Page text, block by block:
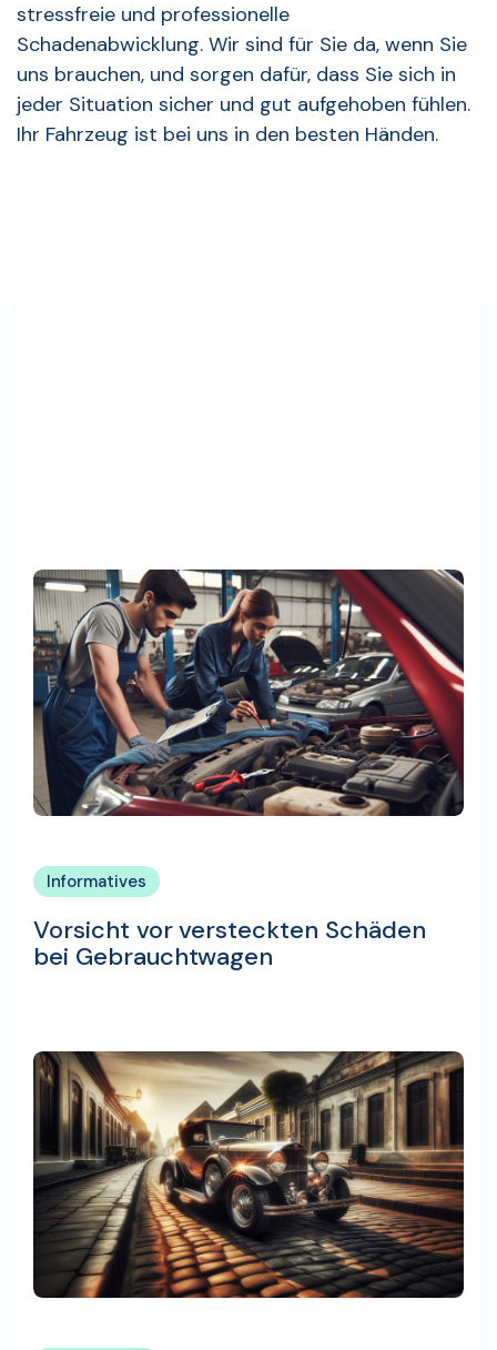
stressfreie und professionelle
Schadenabwicklung. Wir sind für Sie da, wenn Sie
uns brauchen, und sorgen dafür, dass Sie sich in
jeder Situation sicher und gut aufgehoben fühlen.
Ihr Fahrzeug ist bei uns in den besten Händen.
Informatives
Vorsicht vor versteckten Schäden
bei Gebrauchtwagen